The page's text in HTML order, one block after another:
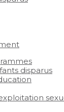
disparus